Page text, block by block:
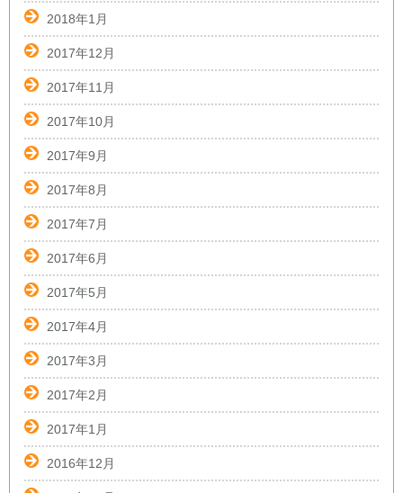
2018年1月
2017年12月
2017年11月
2017年10月
2017年9月
2017年8月
2017年7月
2017年6月
2017年5月
2017年4月
2017年3月
2017年2月
2017年1月
2016年12月